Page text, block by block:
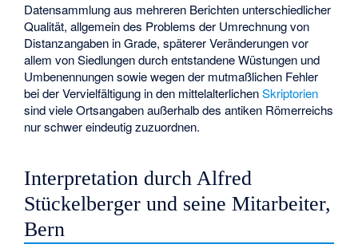
Datensammlung aus mehreren Berichten unterschiedlicher
Qualität, allgemein des Problems der Umrechnung von
Distanzangaben in Grade, späterer Veränderungen vor
allem von Siedlungen durch entstandene Wüstungen und
Umbenennungen sowie wegen der mutmaßlichen Fehler
bei der Vervielfältigung in den mittelalterlichenSkriptorien
sind viele Ortsangaben außerhalb des antiken Römerreichs
nur schwer eindeutig zuzuordnen.
Interpretation durch Alfred
Stückelberger und seine Mitarbeiter,
Bern